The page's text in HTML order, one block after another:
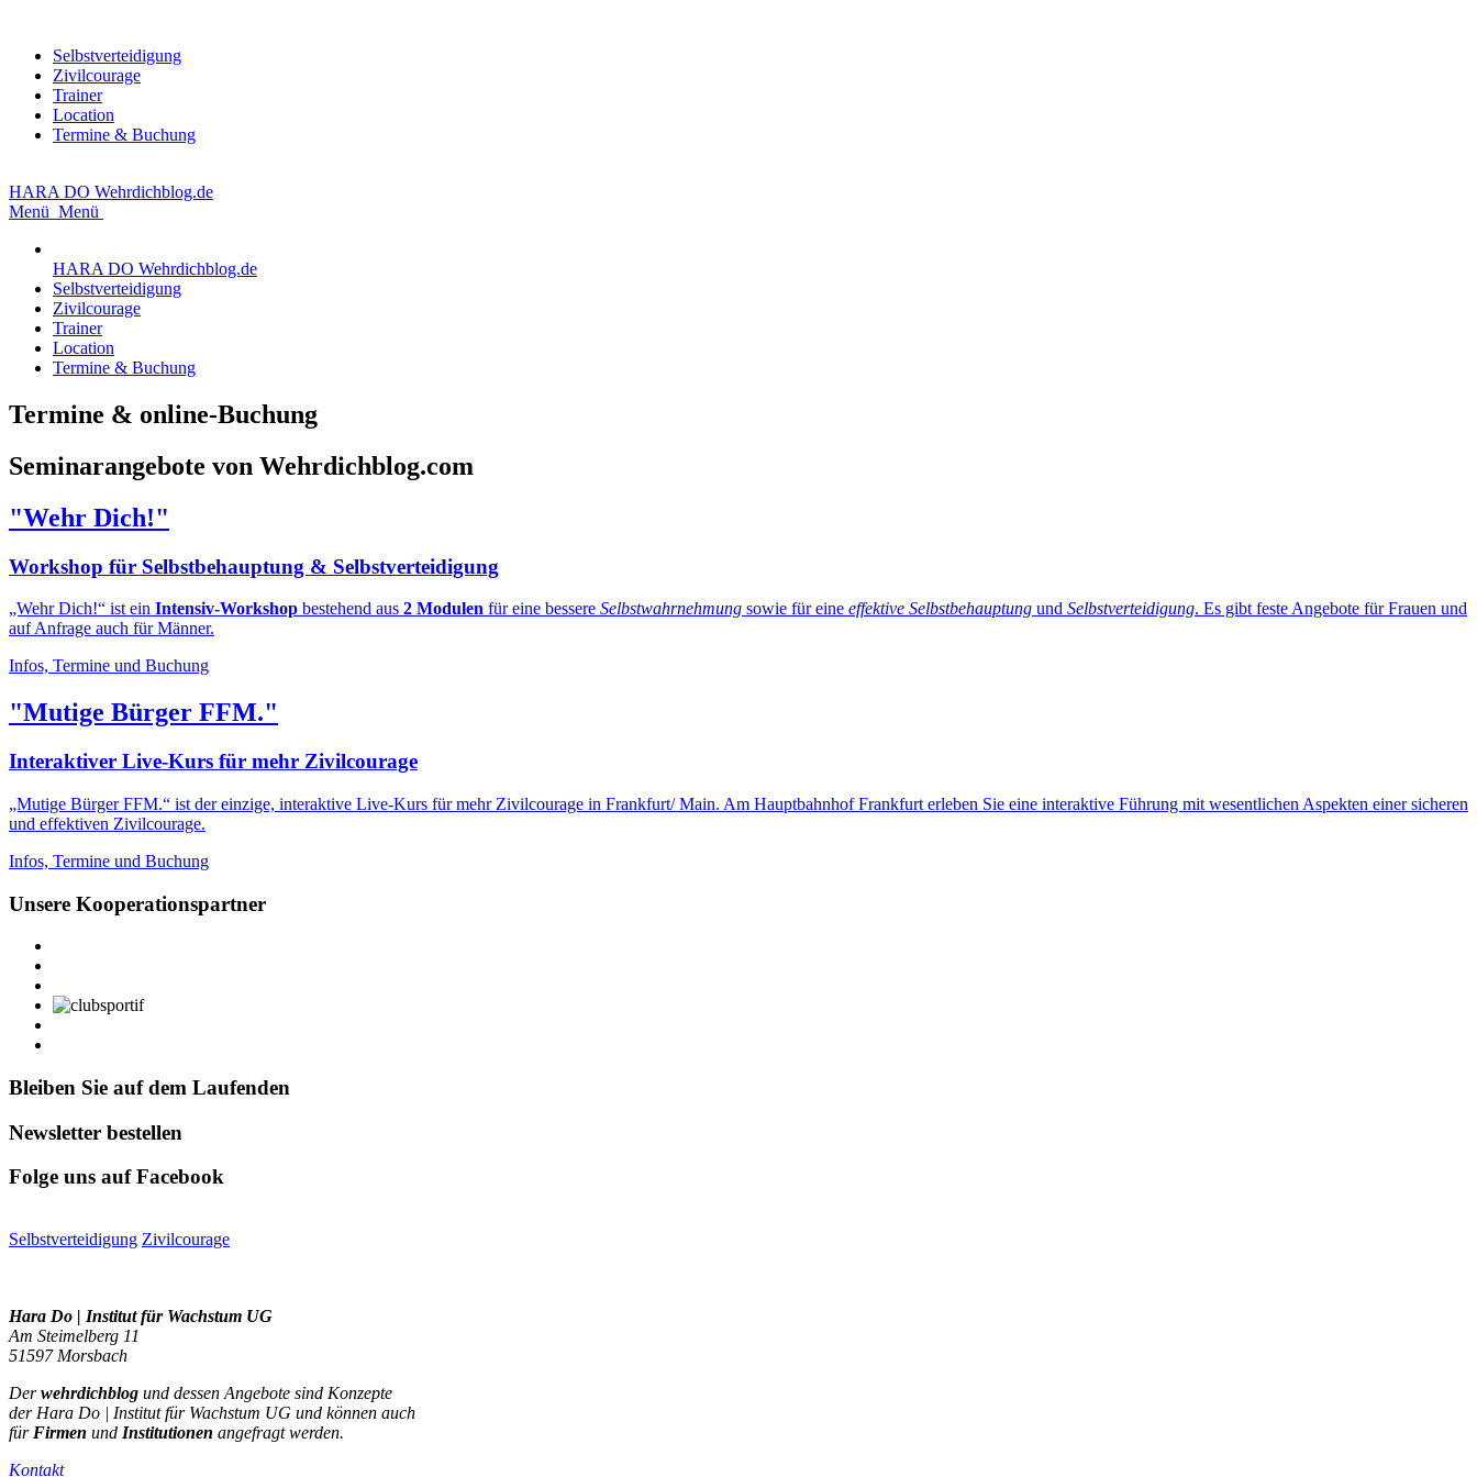
Selbstverteidigung
Zivilcourage
Trainer
Location
Termine & Buchung
HARA DO Wehrdichblog.de
Menü Menü
HARA DO Wehrdichblog.de
Selbstverteidigung
Zivilcourage
Trainer
Location
Termine & Buchung
Termine & online-Buchung
Seminarangebote von Wehrdichblog.com
"Wehr Dich!"
Workshop für Selbstbehauptung & Selbstverteidigung
„Wehr Dich!“ ist ein Intensiv-Workshop bestehend aus 2 Modulen für eine bessere Selbstwahrnehmung sowie für eine effektive Selbstbehauptung und Selbstverteidigung. Es gibt feste Angebote für Frauen und
auf Anfrage auch für Männer.
Infos, Termine und Buchung
"Mutige Bürger FFM."
Interaktiver Live-Kurs für mehr Zivilcourage
„Mutige Bürger FFM.“ ist der einzige, interaktive Live-Kurs für mehr Zivilcourage in Frankfurt/ Main. Am Hauptbahnhof Frankfurt erleben Sie eine interaktive Führung mit wesentlichen Aspekten einer sicheren
und effektiven Zivilcourage.
Infos, Termine und Buchung
Unsere Kooperationspartner
Bleiben Sie auf dem Laufenden
Newsletter bestellen
Folge uns auf Facebook
Selbstverteidigung Zivilcourage
Hara Do | Institut für Wachstum UG
Am Steimelberg 11
51597 Morsbach
Derwehrdichblog und dessen Angebote sind Konzepte
der Hara Do | Institut für Wachstum UG und können auch
für Firmen und Institutionen angefragt werden.
Kontakt